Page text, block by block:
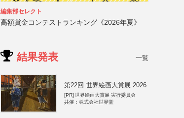
編集部セレクト
高額賞金コンテストランキング《2026年夏》
結果発表 一覧
第22回 世界絵画大賞展 2026
[PR] 世界絵画大賞展 実行委員会
共催：株式会社世界堂